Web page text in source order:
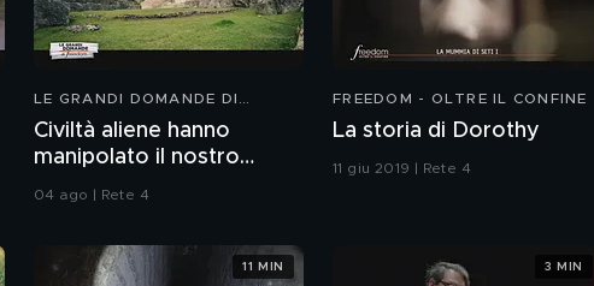
LE GRANDI DOMANDE DI
FREEDOM
Civiltà aliene hanno
manipolato il nostro
DNA?
04 ago | Rete 4
FREEDOM - OLTRE IL CONFINE
La storia di Dorothy
11 giu 2019 | Rete 4
11 MIN 3 MIN